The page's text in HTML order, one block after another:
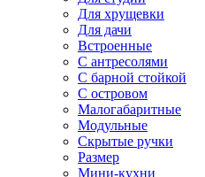
Для хрущевки
Для дачи
Встроенные
С антресолями
С барной стойкой
С островом
Малогабаритные
Модульные
Скрытые ручки
Размер
Мини-кухни